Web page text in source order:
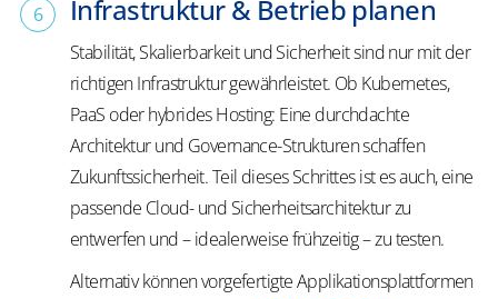
Infrastruktur & Betrieb planen
Stabilität, Skalierbarkeit und Sicherheit sind nur mit der
richtigen Infrastruktur gewährleistet. Ob Kubernetes,
PaaS oder hybrides Hosting: Eine durchdachte
Architektur und Governance-Strukturen schaffen
Zukunftssicherheit. Teil dieses Schrittes ist es auch, eine
passende Cloud- und Sicherheitsarchitektur zu
entwerfen und – idealerweise frühzeitig – zu testen.
Alternativ können vorgefertigte Applikationsplattformen